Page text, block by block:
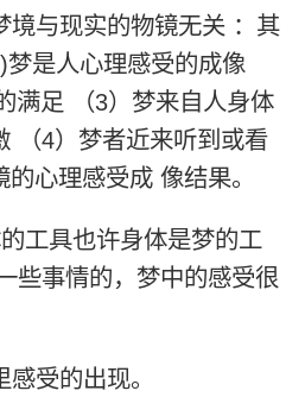
境与现实的物镜无关 ：其
是人心理感受的成像
满足 （3）梦来自人身体
（4）梦者近来听到或看
心理感受成 像结果。
的工具也许身体是梦的工
些事情的，梦中的感受很
受的出现。